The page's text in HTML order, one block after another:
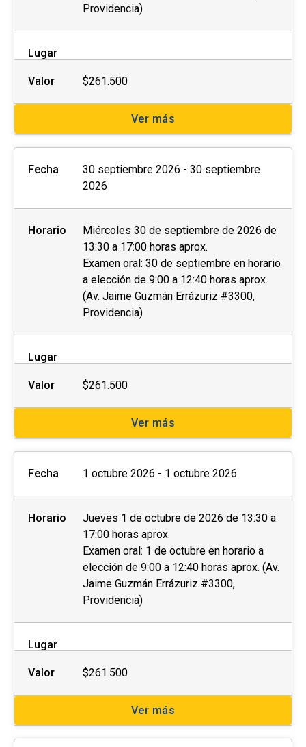
Providencia)
Lugar
Valor $261.500
Ver más
Fecha
30 septiembre 2026 - 30 septiembre
2026
Horario
Miércoles 30 de septiembre de 2026 de
13:30 a 17:00 horas aprox.
Examen oral: 30 de septiembre en horario
a elección de 9:00 a 12:40 horas aprox.
(Av. Jaime Guzmán Errázuriz #3300,
Providencia)
Lugar
Valor $261.500
Ver más
Fecha 1 octubre 2026 - 1 octubre 2026
Horario
Jueves 1 de octubre de 2026 de 13:30 a
17:00 horas aprox.
Examen oral: 1 de octubre en horario a
elección de 9:00 a 12:40 horas aprox. (Av.
Jaime Guzmán Errázuriz #3300,
Providencia)
Lugar
Valor $261.500
Ver más